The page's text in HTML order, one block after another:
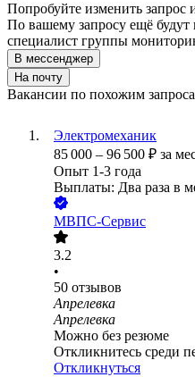
Попробуйте изменить запрос
По вашему запросу ещё будут
специалист группы
В мессенджер
На почту
Вакансии по похожим
Электромеханик
85 000 – 96 500 ₽ за
Опыт 1-3 года
Выплаты: Два раза в
МВПС-Сервис
3.2
•
50 отзывов
Апрелевка
Апрелевка
Можно без резюме
Откликнитесь среди
Откликнуться